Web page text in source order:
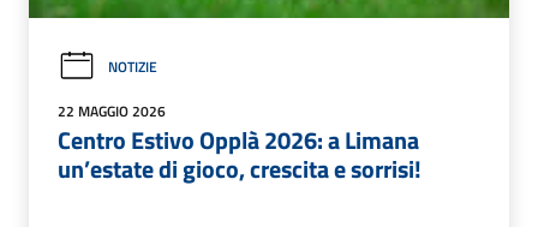
NOTIZIE
22 MAGGIO 2026
Centro Estivo Opplà 2026: a Limana
un’estate di gioco, crescita e sorrisi!